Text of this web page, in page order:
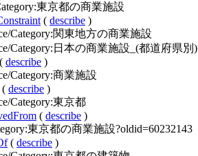
東京都の商業施設
( describe )
Category:関東地方の商業施設
Category:日本の商業施設_(都道府県別)
( describe )
Category:商業施設
( describe )
Category:東京都
( describe )
東京都の商業施設?oldid=60232143
( describe )